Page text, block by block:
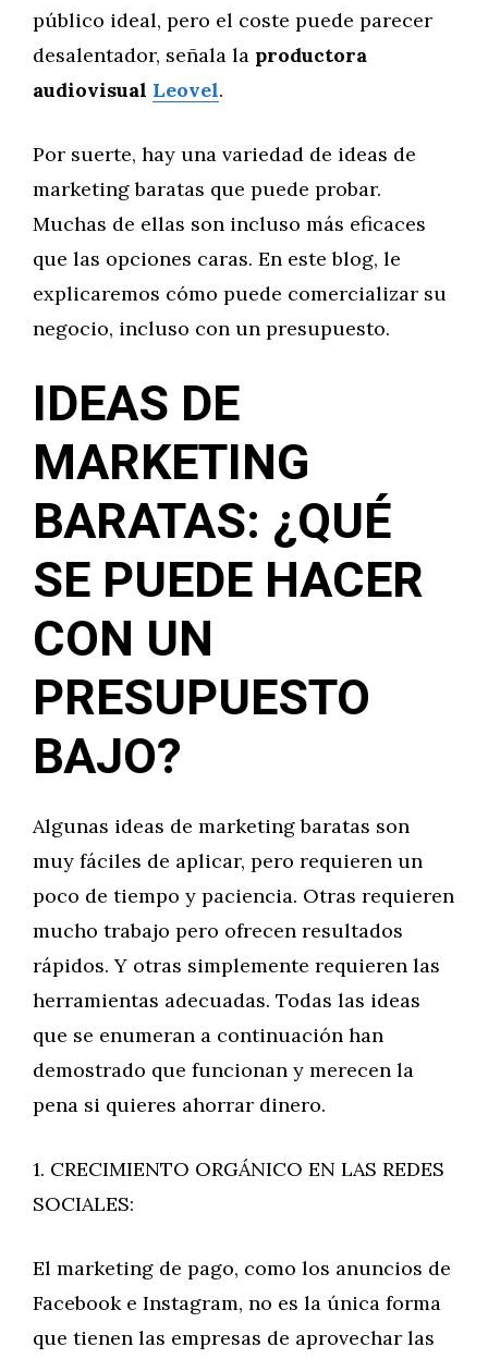
público ideal, pero el coste puede parecer
desalentador, señala la productora
audiovisual Leovel.
Por suerte, hay una variedad de ideas de
marketing baratas que puede probar.
Muchas de ellas son incluso más eficaces
que las opciones caras. En este blog, le
explicaremos cómo puede comercializar su
negocio, incluso con un presupuesto.
IDEAS DE
MARKETING
BARATAS: ¿QUÉ
SE PUEDE HACER
CON UN
PRESUPUESTO
BAJO?
Algunas ideas de marketing baratas son
muy fáciles de aplicar, pero requieren un
poco de tiempo y paciencia. Otras requieren
mucho trabajo pero ofrecen resultados
rápidos. Y otras simplemente requieren las
herramientas adecuadas. Todas las ideas
que se enumeran a continuación han
demostrado que funcionan y merecen la
pena si quieres ahorrar dinero.
1. CRECIMIENTO ORGÁNICO EN LAS REDES
SOCIALES:
El marketing de pago, como los anuncios de
Facebook e Instagram, no es la única forma
que tienen las empresas de aprovechar las